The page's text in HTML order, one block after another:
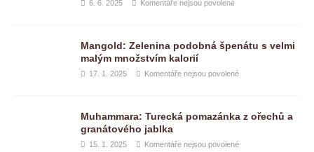
6. 6. 2025 Komentáře nejsou povolené
Mangold: Zelenina podobná špenátu s velmi
malým množstvím kalorií
17. 1. 2025 Komentáře nejsou povolené
Muhammara: Turecká pomazánka z ořechů a
granátového jablka
15. 1. 2025 Komentáře nejsou povolené